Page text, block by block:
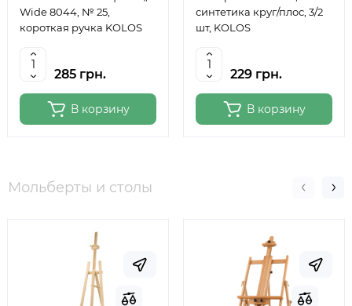
Wide 8044, № 25,
короткая ручка KOLOS
285 грн.
В корзину
синтетика круг/плос, 3/2
шт, KOLOS
229 грн.
В корзину
Мольберты и столы